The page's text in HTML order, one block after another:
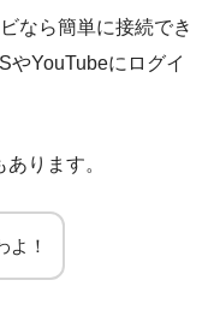
なら簡単に接続でき
やYouTubeにログイ
ります。
よ！